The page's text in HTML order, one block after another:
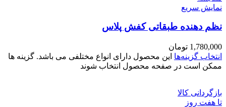
نمایش سریع
نظم دهنده طبقاتی کفش پلاس
1,780,000 تومان
انتخاب گزینه‌ها این محصول دارای انواع مختلفی می باشد. گزینه ها
ممکن است در صفحه محصول انتخاب شوند
بازگردانی کالا
تا هفت روز